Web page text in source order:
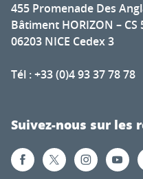
455 Promenade Des
Bâtiment HORIZON – CS
06203 NICE Cedex 3
Tél : +33 (0)4 93 37 78 78
Suivez-nous sur les